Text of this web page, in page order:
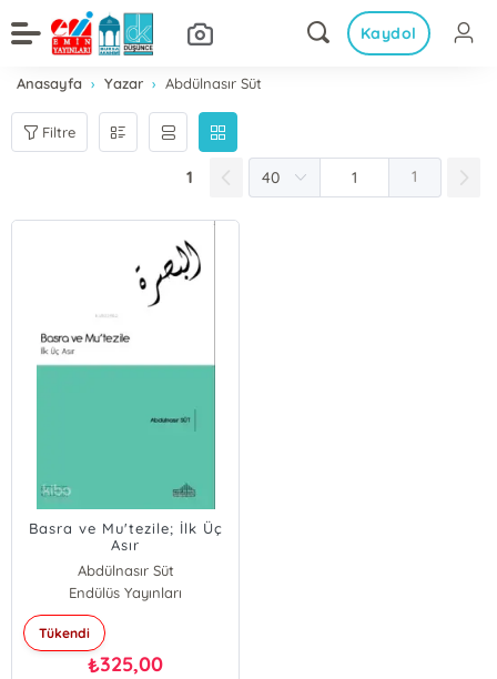
Kaydol
Anasayfa Yazar Abdülnasır Süt
Filtre
1 1
Basra ve Mu'tezile; İlk Üç
Asır
Abdülnasır Süt
Endülüs Yayınları
Tükendi
₺325,00